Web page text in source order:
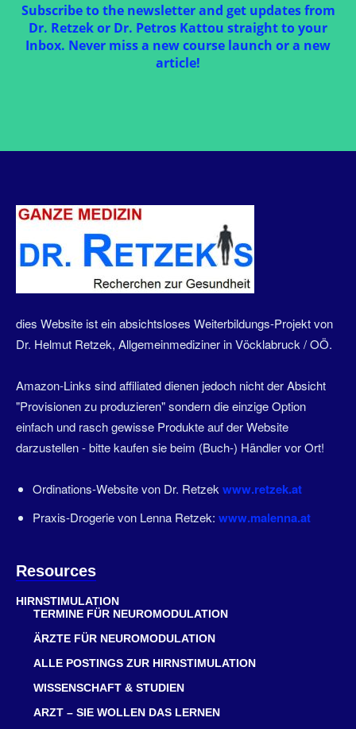
Subscribe to the newsletter and get updates from
Dr. Retzek or Dr. Petros Kattou straight to your
Inbox. Never miss a new course launch or a new
article!
dies Website ist ein absichtsloses Weiterbildungs-Projekt von
Dr. Helmut Retzek, Allgemeinmediziner in Vöcklabruck / OÖ.
Amazon-Links sind affiliated dienen jedoch nicht der Absicht
"Provisionen zu produzieren" sondern die einzige Option
einfach und rasch gewisse Produkte auf der Website
darzustellen - bitte kaufen sie beim (Buch-) Händler vor Ort!
Ordinations-Website von Dr. Retzek www.retzek.at
Praxis-Drogerie von Lenna Retzek: www.malenna.at
Resources
HIRNSTIMULATION
TERMINE FÜR NEUROMODULATION
ÄRZTE FÜR NEUROMODULATION
ALLE POSTINGS ZUR HIRNSTIMULATION
WISSENSCHAFT & STUDIEN
ARZT – SIE WOLLEN DAS LERNEN